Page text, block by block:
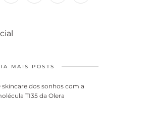
MAIS POSTS
skincare dos sonhos com a
TI35 da Olera